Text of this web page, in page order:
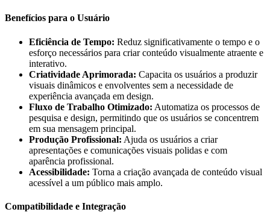
Benefícios para o Usuário
Eficiência de Tempo: Reduz significativamente o tempo e o
esforço necessários para criar conteúdo visualmente atraente e
interativo.
Criatividade Aprimorada: Capacita os usuários a produzir
visuais dinâmicos e envolventes sem a necessidade de
experiência avançada em design.
Fluxo de Trabalho Otimizado: Automatiza os processos de
pesquisa e design, permitindo que os usuários se concentrem
em sua mensagem principal.
Produção Profissional: Ajuda os usuários a criar
apresentações e comunicações visuais polidas e com
aparência profissional.
Acessibilidade: Torna a criação avançada de conteúdo visual
acessível a um público mais amplo.
Compatibilidade e Integração